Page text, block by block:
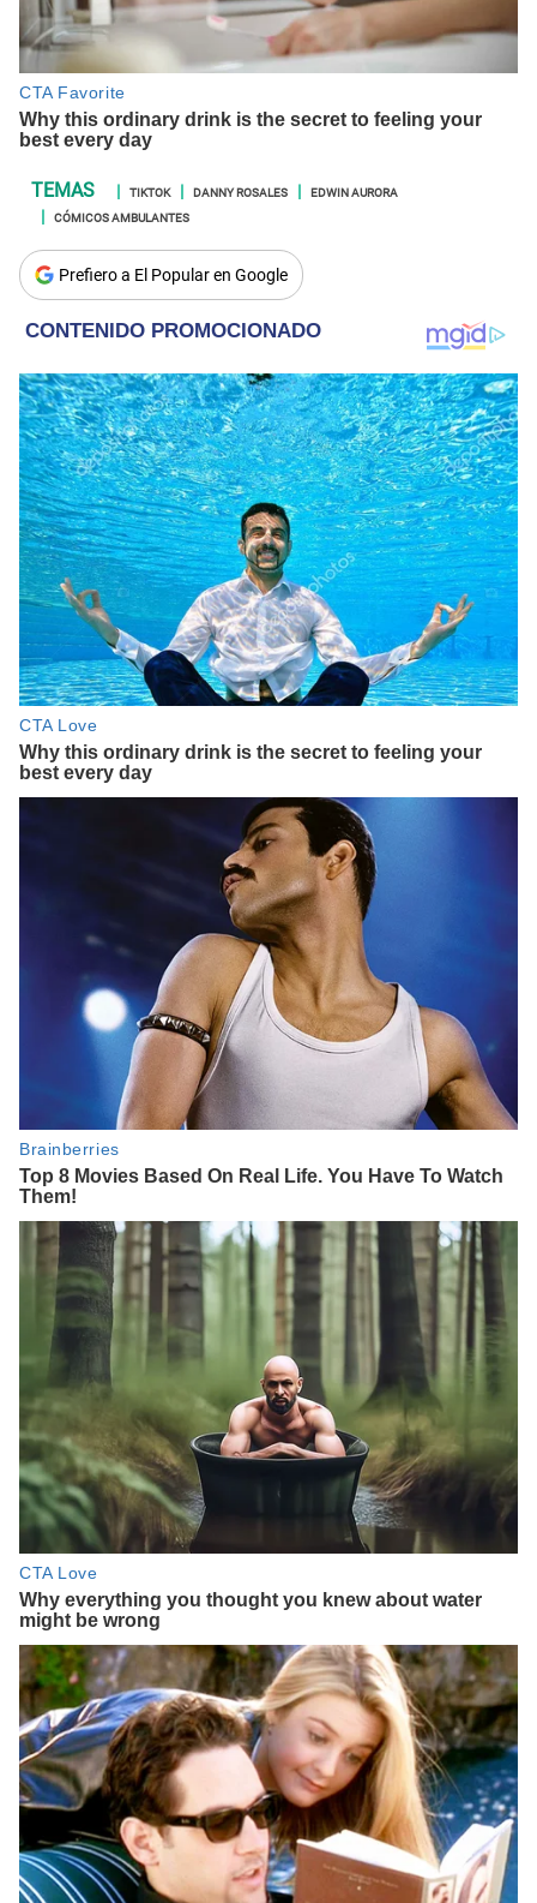
TIKTOK DANNY ROSALES
EDWIN AURORA
CÓMICOS AMBULANTES
Prefiero a El Popular en Google